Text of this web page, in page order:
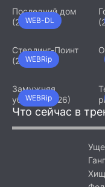
WEB-DL
Последний дом
(2026)
WEBRip
Стерлинг-Поинт
(2026)
WEBRip
Замужняя
убийца (2026)
Что сейчас в